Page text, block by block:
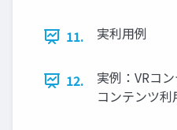
11. 実利用例
12.
実例：VRコ
コンテンツ利